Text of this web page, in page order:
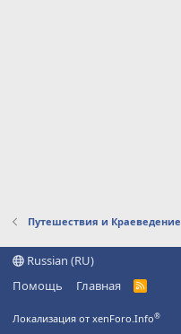
Путешествия и Краеведение
Russian (RU)
Помощь
Главная
R
Локализация от xenForo.Info®